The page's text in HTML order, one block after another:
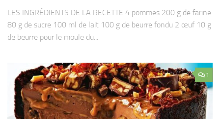
LES INGRÉDIENTS DE LA RECETTE 4 pommes 200 g de farine
80 g de sucre 100 ml de lait 100 g de beurre fondu 2 œuf 10 g
de beurre pour le moule du...
1